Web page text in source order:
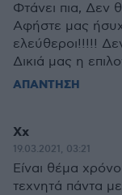
Φτάνει πια, Δεν
Αφήστε μας
ελεύθεροι!!!!!
Δικιά μας η
ΑΠΑΝΤΗΣΗ
Χχ
19.03.2021, 03:21
Είναι θέμα
τεχνητά πάντα